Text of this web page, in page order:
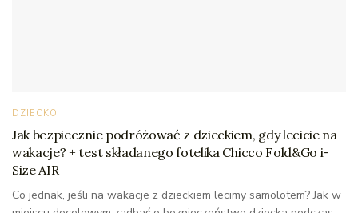
DZIECKO
Jak bezpiecznie podróżować z dzieckiem, gdy lecicie na
wakacje? + test składanego fotelika Chicco Fold&Go i-
Size AIR
Co jednak, jeśli na wakacje z dzieckiem lecimy samolotem? Jak w